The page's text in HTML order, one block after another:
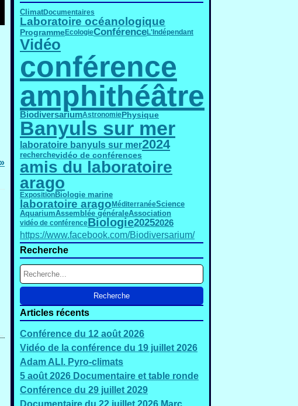
ClimatDocumentaires
Laboratoire océanologique
ProgrammeEcologieConférenceL'Indépendant
Vidéo
conférence
amphithéâtre
BiodiversariumAstronomiePhysique
Banyuls sur mer
laboratoire banyuls sur mer2024
recherchevidéo de conférences
amis du laboratoire
arago
ExpositionBiologie marine
laboratoire aragoMéditerranéeScience
AquariumAssemblée généraleAssociation
vidéo de conférenceBiologie20252026
https://www.facebook.com/Biodiversarium/
Recherche
Articles récents
Conférence du 12 août 2026
Vidéo de la conférence du 19 juillet 2026
Adam ALI. Pyro-climats
5 août 2026 Documentaire et table ronde
Conférence du 29 juillet 2029
Documentaire du 22 juillet 2026 Marc